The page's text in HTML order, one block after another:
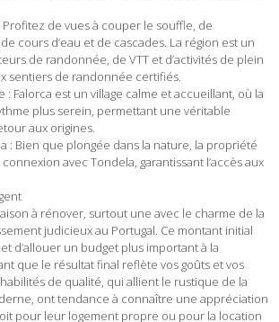
Profitez de vues à couper le souffle, de
cours d’eau et de cascades. La région est un
de randonnée, de VTT et d’activités de plein
sentiers de randonnée certifiés.
: Falorca est un village calme et accueillant, où la
plus serein, permettant une véritable
aux origines.
: Bien que plongée dans la nature, la propriété
avec Tondela, garantissant l’accès aux
à rénover, surtout une avec le charme de la
judicieux au Portugal. Ce montant initial
d’allouer un budget plus important à la
que le résultat final reflète vos goûts et vos
de qualité, qui allient le rustique de la
ont tendance à connaître une appréciation
pour leur logement propre ou pour la location